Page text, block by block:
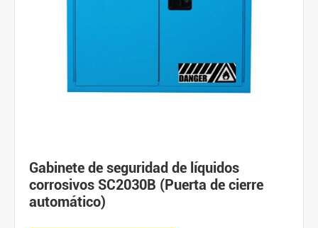
Gabinete de seguridad de líquidos
corrosivos SC2030B (Puerta de cierre
automático)